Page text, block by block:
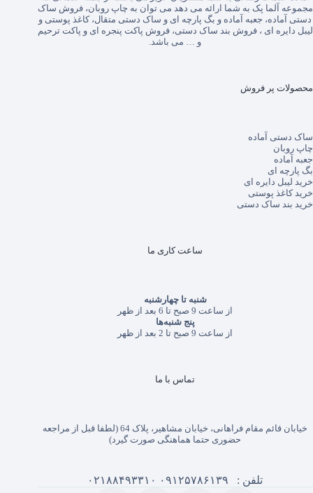
مجموعه آلما پک به شما ارائه می دهد می توان به چاپ روبان،فروش ساک
دستی آماده، جعبه آماده و بگ پارچه ای و ساک دستی متقال،کاغذ پوستی و
لیبل دایره ای ،فروش بند ساک دستی،فروش پاکت پنجره ای و پاکت ترحیم
و … می باشد.
محصولات پر فروش
ساک دستی آماده
چاپ روبان
جعبه آماده
بگ پارچه ای
خرید لیبل دایره ای
خرید کاغذ پوستی
خرید بند ساک دستی
ساعت کاری ما
شنبه تا چهارشنبه
از ساعت 9 صبح تا 6 بعد از ظهر
پنج شنبه‌ها
از ساعت 9 صبح تا 2 بعد از ظهر
تماس با ما
خیابان قائم مقام فراهانی، خیابان مشاهیر، پلاک 64 (لطفا قبل از مراجعه
حضوری حتما هماهنگی صورت گیرد)
تلفن : ۰۹۱۲۵۷۸۶۱۳۹